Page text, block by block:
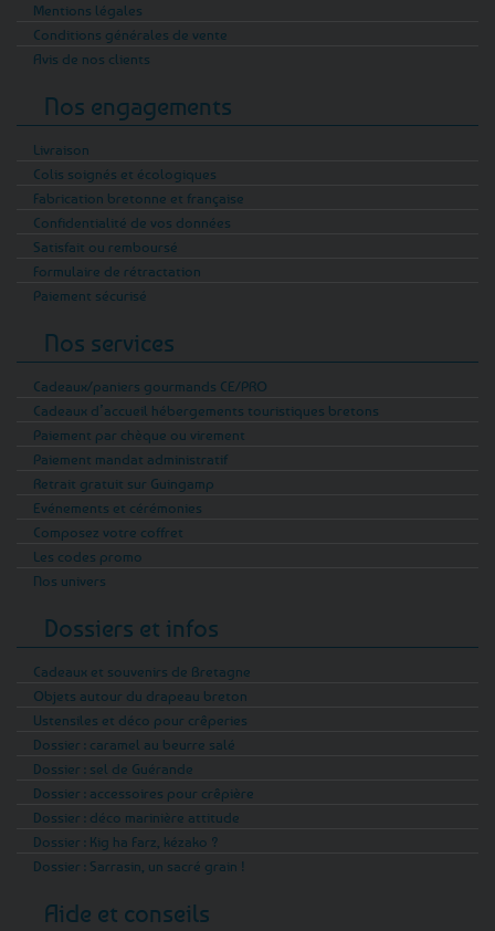
Mentions légales
Conditions générales de vente
Avis de nos clients
Nos engagements
Livraison
Colis soignés et écologiques
Fabrication bretonne et française
Confidentialité de vos données
Satisfait ou remboursé
Formulaire de rétractation
Paiement sécurisé
Nos services
Cadeaux/paniers gourmands CE/PRO
Cadeaux d’accueil hébergements touristiques bretons
Paiement par chèque ou virement
Paiement mandat administratif
Retrait gratuit sur Guingamp
Evénements et cérémonies
Composez votre coffret
Les codes promo
Nos univers
Dossiers et infos
Cadeaux et souvenirs de Bretagne
Objets autour du drapeau breton
Ustensiles et déco pour crêperies
Dossier : caramel au beurre salé
Dossier : sel de Guérande
Dossier : accessoires pour crêpière
Dossier : déco marinière attitude
Dossier : Kig ha Farz, kézako ?
Dossier : Sarrasin, un sacré grain !
Aide et conseils